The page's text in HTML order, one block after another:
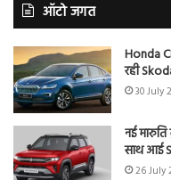
ऑटो जगत
Honda
रही
30 July
नई
साथ आई
26 July